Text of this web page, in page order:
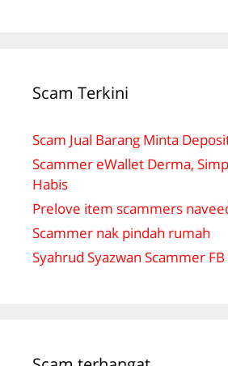
Scam Terkini
Scam Jual Barang Minta
Scammer eWallet Derma,
Habis
Prelove item scammers
Scammer nak pindah rumah
Syahrud Syazwan Scammer